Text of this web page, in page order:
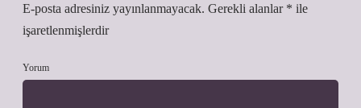
E-posta adresiniz yayınlanmayacak. Gerekli alanlar * ile
işaretlenmişlerdir
Yorum